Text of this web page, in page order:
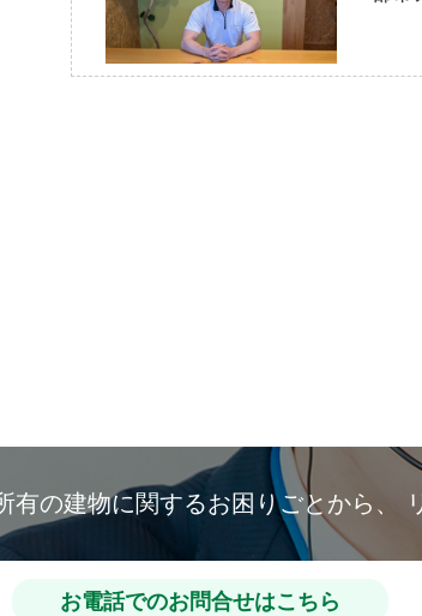
有の建物に関するお困りごとから、
お電話でのお問合せはこちら